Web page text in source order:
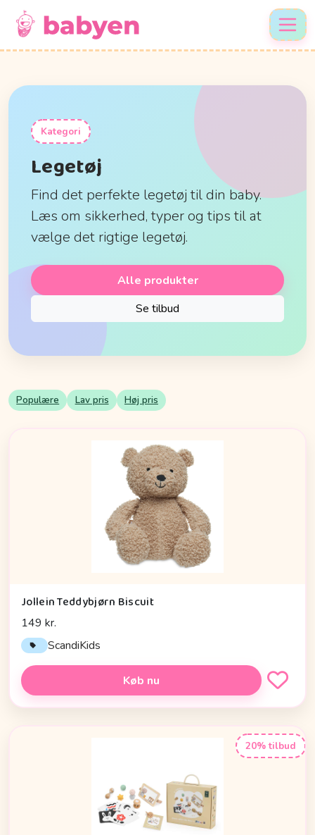
Kategori
Legetøj
Find det perfekte legetøj til din baby.
Læs om sikkerhed, typer og tips til at
vælge det rigtige legetøj.
Alle produkter
Se tilbud
Populære Lav pris Høj pris
Jollein Teddybjørn Biscuit
149 kr.
ScandiKids
Køb nu
20% tilbud